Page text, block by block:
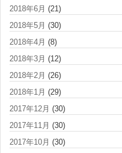
2018年6月 (21)
2018年5月 (30)
2018年4月 (8)
2018年3月 (12)
2018年2月 (26)
2018年1月 (29)
2017年12月 (30)
2017年11月 (30)
2017年10月 (30)